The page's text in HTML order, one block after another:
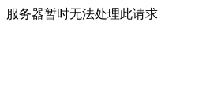
服务器暂时无法处理此请求